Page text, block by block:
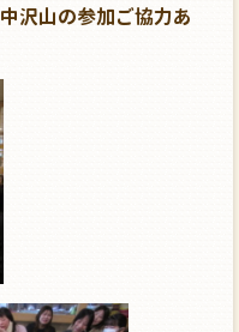
山の参加ご協力あ